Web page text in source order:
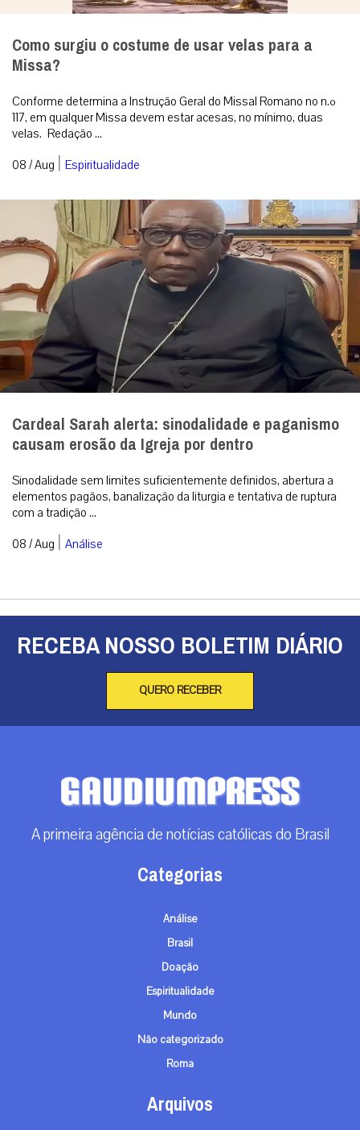
Como surgiu o costume de usar velas para a
Missa?
Conforme determina a Instrução Geral do Missal Romano no n.º
117, em qualquer Missa devem estar acesas, no mínimo, duas
velas. Redação ...
08 / Aug | Espiritualidade
Cardeal Sarah alerta: sinodalidade e paganismo
causam erosão da Igreja por dentro
Sinodalidade sem limites suficientemente definidos, abertura a
elementos pagãos, banalização da liturgia e tentativa de ruptura
com a tradição ...
08 / Aug | Análise
RECEBA NOSSO BOLETIM DIÁRIO
QUERO RECEBER
A primeira agência de notícias católicas do Brasil
Categorias
Análise
Brasil
Doação
Espiritualidade
Mundo
Não categorizado
Roma
Arquivos